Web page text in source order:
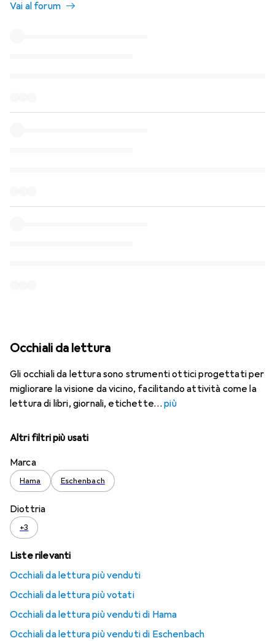
Vai al forum
Occhiali da lettura
Gli occhiali da lettura sono strumenti ottici progettati per
migliorare la visione da vicino, facilitando attività come la
lettura di libri, giornali, etichette
più
Altri filtri più usati
Marca
Hama Eschenbach
Diottria
+3
Liste rilevanti
Occhiali da lettura più venduti
Occhiali da lettura più votati
Occhiali da lettura più venduti di Hama
Occhiali da lettura più venduti di Eschenbach